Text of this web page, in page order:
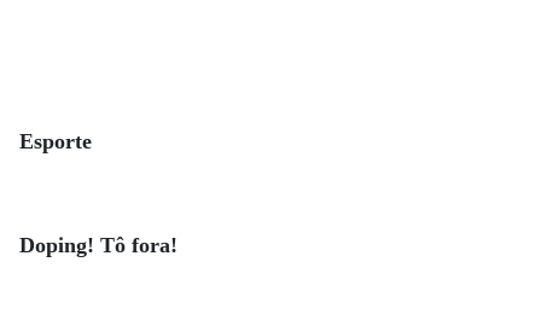
Esporte
Doping! Tô fora!